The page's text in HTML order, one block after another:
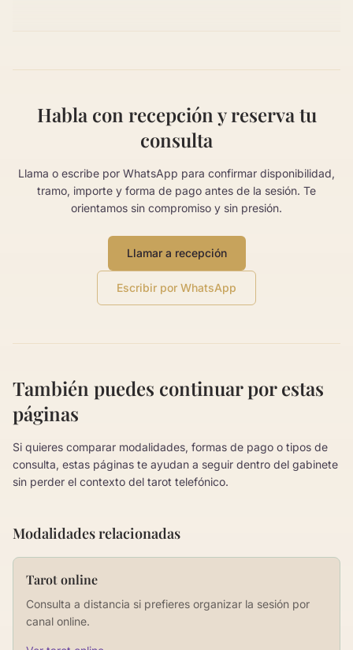
Habla con recepción y reserva tu
consulta
Llama o escribe por WhatsApp para confirmar disponibilidad,
tramo, importe y forma de pago antes de la sesión. Te
orientamos sin compromiso y sin presión.
Llamar a recepción
Escribir por WhatsApp
También puedes continuar por estas
páginas
Si quieres comparar modalidades, formas de pago o tipos de
consulta, estas páginas te ayudan a seguir dentro del gabinete
sin perder el contexto del tarot telefónico.
Modalidades relacionadas
Tarot online
Consulta a distancia si prefieres organizar la sesión por
canal online.